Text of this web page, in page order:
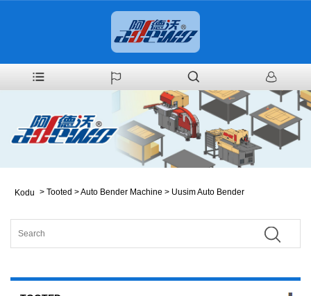
Kodu > Tooted >Auto Bender Machine > Uusim Auto Bender